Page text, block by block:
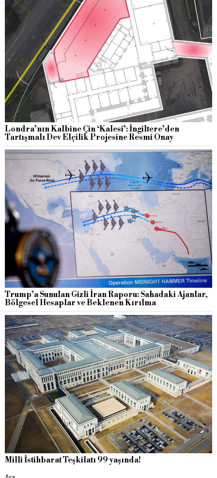
Londra’nın Kalbine Çin ‘Kalesi’: İngiltere’den
Tartışmalı Dev Elçilik Projesine Resmi Onay
Trump’a Sunulan Gizli İran Raporu: Sahadaki Ajanlar,
Bölgesel Hesaplar ve Beklenen Kırılma
Milli İstihbarat Teşkilatı 99 yaşında!